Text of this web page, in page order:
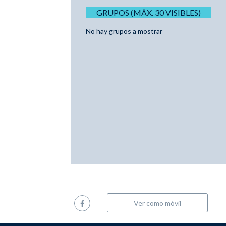
GRUPOS (MÁX. 30 VISIBLES)
No hay grupos a mostrar